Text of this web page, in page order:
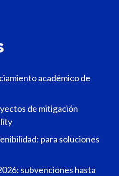
académico de
de mitigación
para soluciones
subvenciones hasta